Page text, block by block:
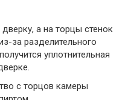
а на торцы стенок
за разделительного
уплотнительная
с торцов камеры